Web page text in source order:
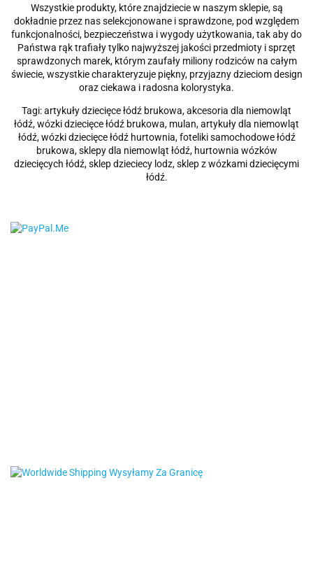
Wszystkie produkty, które znajdziecie w naszym sklepie, są
dokładnie przez nas selekcjonowane i sprawdzone, pod względem
funkcjonalności, bezpieczeństwa i wygody użytkowania, tak aby do
Państwa rąk trafiały tylko najwyższej jakości przedmioty i sprzęt
sprawdzonych marek, którym zaufały miliony rodziców na całym
świecie, wszystkie charakteryzuje piękny, przyjazny dzieciom design
oraz ciekawa i radosna kolorystyka.
Tagi: artykuły dziecięce łódź brukowa, akcesoria dla niemowląt
łódź, wózki dziecięce łódź brukowa, mulan, artykuły dla niemowląt
łódź, wózki dziecięce łódź hurtownia, foteliki samochodowe łódź
brukowa, sklepy dla niemowląt łódź, hurtownia wózków
dziecięcych łódź, sklep dzieciecy lodz, sklep z wózkami dziecięcymi
łódź.